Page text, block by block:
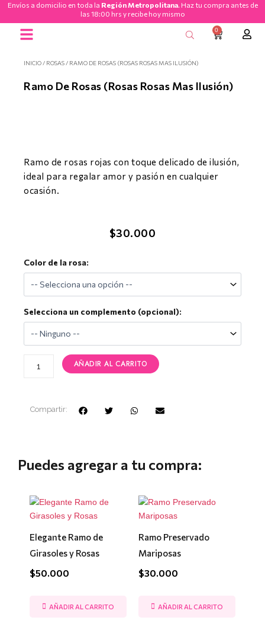
contenido
Envíos a domicilio en toda la Región Metropolitana. Haz tu compra antes de
las 18:00 hrs y recibe hoy mismo
0
CART
INICIO / ROSAS / RAMO DE ROSAS (ROSAS ROSAS MAS ILUSIÓN)
Ramo De Rosas (rosas Rosas Mas Ilusión)
Ramo de rosas rojas con toque delicado de ilusión,
ideal para regalar amor y pasión en cualquier
ocasión.
$30.000
Color de la rosa:
Selecciona un complemento (opcional):
Ramo
de
Rosas
(rosas
rosas
mas
ilusión)
cantidad
AÑADIR AL CARRITO
Compartir:
Puedes agregar a tu compra:
Elegante Ramo de
Girasoles y Rosas
$50.000
AÑADIR AL CARRITO
Ramo Preservado
Mariposas
$30.000
AÑADIR AL CARRITO